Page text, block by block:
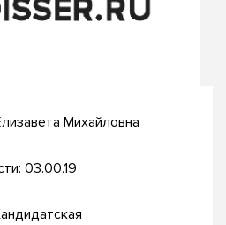
Михайловна
03.00.19